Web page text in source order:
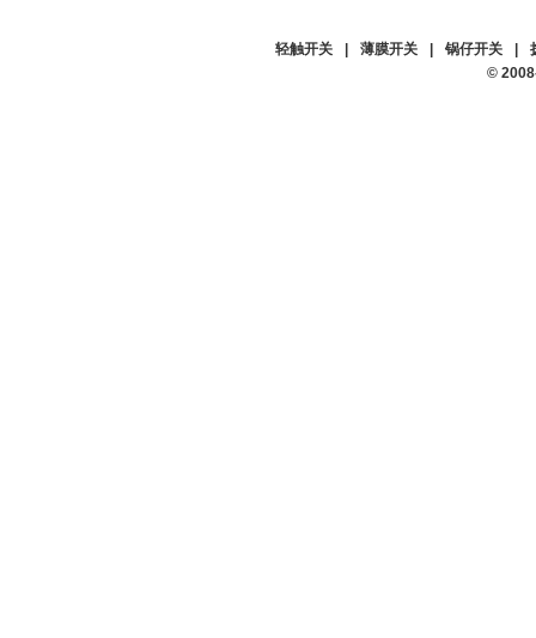
轻触开关 薄膜开关 锅仔开关
©